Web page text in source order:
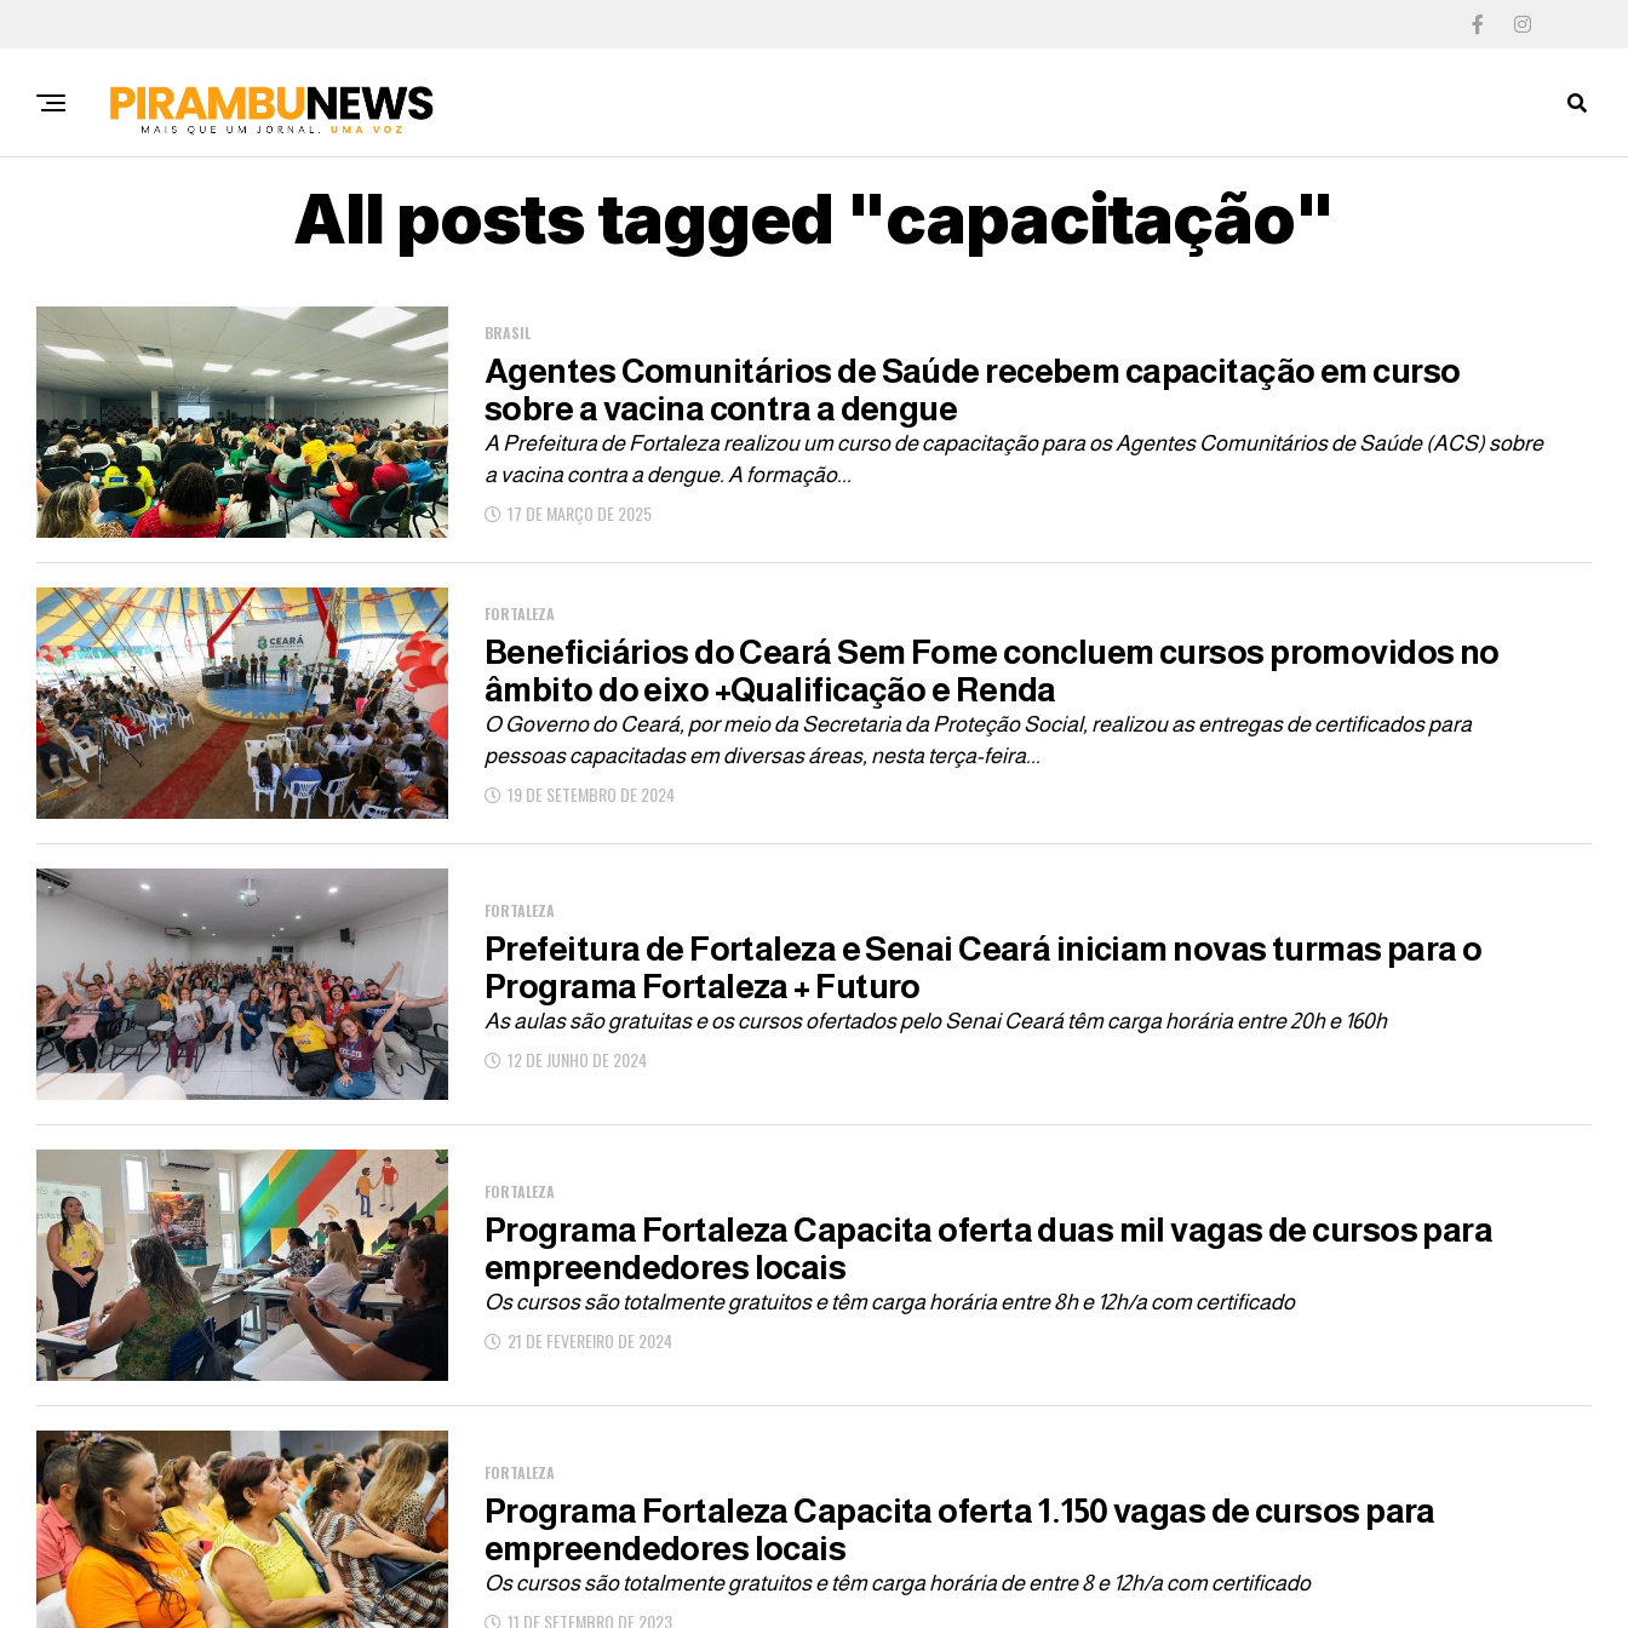
All posts tagged "capacitação"
BRASIL
Agentes Comunitários de Saúde recebem capacitação em curso
sobre a vacina contra a dengue
A Prefeitura de Fortaleza realizou um curso de capacitação para os Agentes Comunitários de Saúde (ACS) sobre
a vacina contra a dengue. A formação...
17 DE MARÇO DE 2025
FORTALEZA
Beneficiários do Ceará Sem Fome concluem cursos promovidos no
âmbito do eixo +Qualificação e Renda
O Governo do Ceará, por meio da Secretaria da Proteção Social, realizou as entregas de certificados para
pessoas capacitadas em diversas áreas, nesta terça-feira...
19 DE SETEMBRO DE 2024
FORTALEZA
Prefeitura de Fortaleza e Senai Ceará iniciam novas turmas para o
Programa Fortaleza + Futuro
As aulas são gratuitas e os cursos ofertados pelo Senai Ceará têm carga horária entre 20h e 160h
12 DE JUNHO DE 2024
FORTALEZA
Programa Fortaleza Capacita oferta duas mil vagas de cursos para
empreendedores locais
Os cursos são totalmente gratuitos e têm carga horária entre 8h e 12h/a com certificado
21 DE FEVEREIRO DE 2024
FORTALEZA
Programa Fortaleza Capacita oferta 1.150 vagas de cursos para
empreendedores locais
Os cursos são totalmente gratuitos e têm carga horária de entre 8 e 12h/a com certificado
11 DE SETEMBRO DE 2023